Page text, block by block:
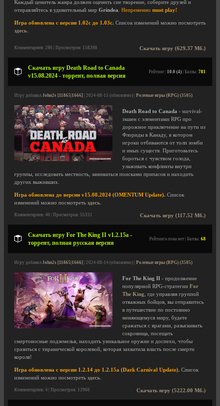
Каждый ценитель жанра должен оценить сие творение, соберите друзей и
отправляйтесь в удивительный мир Grindea Непременно must play!
Игра обновлена с версии 1.02c до 1.03c. Список изменений можно посмотреть
здесь
Скачать игру (629.37 Мб.)
Комментариев: 286 | Просмотров: 158398
Скачать игру Death Road to Canada
v15.08.2024 - торрент, полная версия
Рейтинг: 10.0 (4) | Баллы: 781
Игру добавил John2s [11865|1666] | 2024-08-15 (обновлено) | Ролевые игры (RPG) (3505)
Death Road to Canada - survival-
экшен с элементами RPG про
дорожное приключение на пути из
Флориды в Канаду, в котором
игроки отбиваются от толп зомби
и иных существ. Приготовьтесь
бороться с чувством голода,
улаживать конфликты внутри
группы, исследовать местность, заниматься поисками припасов и находить
других выживших.
Игра обновлена до версии v15.08.2024 (OMENTUM Update). Список
изменений можно посмотреть здесь
Скачать игру (117.52 Мб.)
Комментариев: 40 | Просмотров: 55331
Скачать игру For The King II v1.2.15a -
торрент, полная русская версия
Рейтинга пока нет | Баллы: 68
Игру добавил John2s [11865|1666] | 2024-08-14 (обновлено) | Ролевые игры (RPG) (3505)
For The King II - продолжение
популярной RPG-стратегии For
The King , где управляя группой
отважных бойцов, вы отправитесь
в путешествие по постоянно
меняющемуся миру, будете
сражаться с врагами, разыскивать
сокровища, посещать
смертоносные подземелья, находить уникальное оружие и доспехи, чтобы
сразиться с тиранической королевой, которая захватила власть после смерти
короля!
Игра обновлена с версии 1.2.14 до 1.2.15a (Dark Carnival Update). Список
изменений можно посмотреть здесь
Скачать игру (5222.00 Мб.)
Комментариев: 4 | Просмотров: 12966